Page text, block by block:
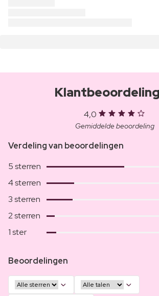
4,0
Gemiddelde beoordeling
Verdeling van beoordelingen
5 sterren
4 sterren
3 sterren
2 sterren
1 ster
Beoordelingen